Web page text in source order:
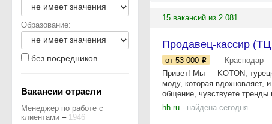
15 вакансий из 2 081
Продавец-кассир
от 53 000 Краснодар
Привет! Мы — KOTON,
моду, которая вдохновляет,
общение, чувствуете тренды
hh.ru - найдена сегодня
Образование:
без посредников
Вакансии отрасли
Менеджер по работе с
клиентами – 1946